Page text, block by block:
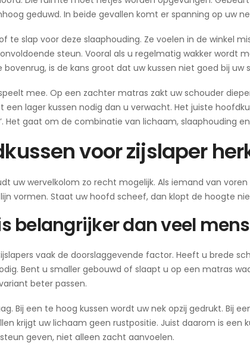
geduwd. In beide gevallen komt er spanning op uw
te slap voor deze slaaphouding. Ze voelen in de winkel
steun. Vooral als u regelmatig wakker wordt
is de kans groot dat uw kussen niet goed bij uw
mee. Op een zachter matras zakt uw schouder
lager kussen nodig dan u verwacht. Het juiste
Het gaat om de combinatie van lichaam, slaaphouding
voor zijslaper
uw wervelkolom zo recht mogelijk. Als iemand van
vormen. Staat uw hoofd scheef, dan klopt de hoogte
belangrijker dan veel
vaak de doorslaggevende factor. Heeft u brede
Bent u smaller gebouwd of slaapt u op een matras
beter passen.
Bij een te hoog kussen wordt uw nek opzij gedrukt. Bij
krijgt uw lichaam geen rustpositie. Juist daarom is een
geven, niet alleen zacht aanvoelen.